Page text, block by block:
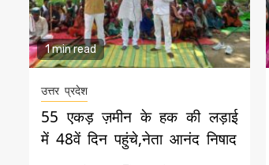
1 min read
उत्तर प्रदेश
55 एकड़ ज़मीन के हक की लड़ाई
में 48वें दिन पहुंचे,नेता आनंद निषाद